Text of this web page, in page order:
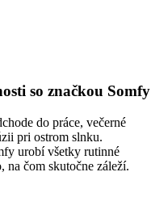
so značkou Somfy
do práce, večerné
pri ostrom slnku.
urobí všetky rutinné
na čom skutočne záleží.